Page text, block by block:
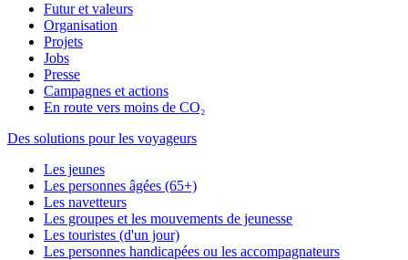
Futur et valeurs
Organisation
Projets
Jobs
Presse
Campagnes et actions
En route vers moins de CO₂
Des solutions pour les voyageurs
Les jeunes
Les personnes âgées (65+)
Les navetteurs
Les groupes et les mouvements de jeunesse
Les touristes (d'un jour)
Les personnes handicapées ou les accompagnateurs